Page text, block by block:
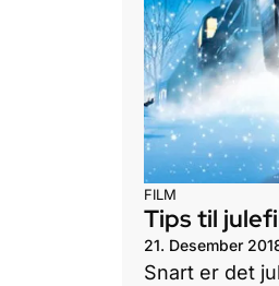
FILM
Tips til
21. Desember
Snart er det